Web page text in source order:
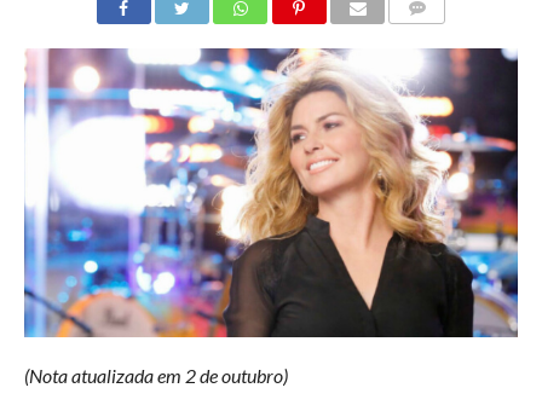
(Nota atualizada em 2 de outubro)